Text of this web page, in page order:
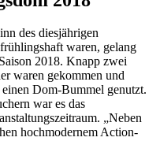
des diesjährigen
waren, gelang
2018. Knapp zwei
waren gekommen und
Dom-Bummel genutzt.
war es das
„Neben
hochmodernem Action-